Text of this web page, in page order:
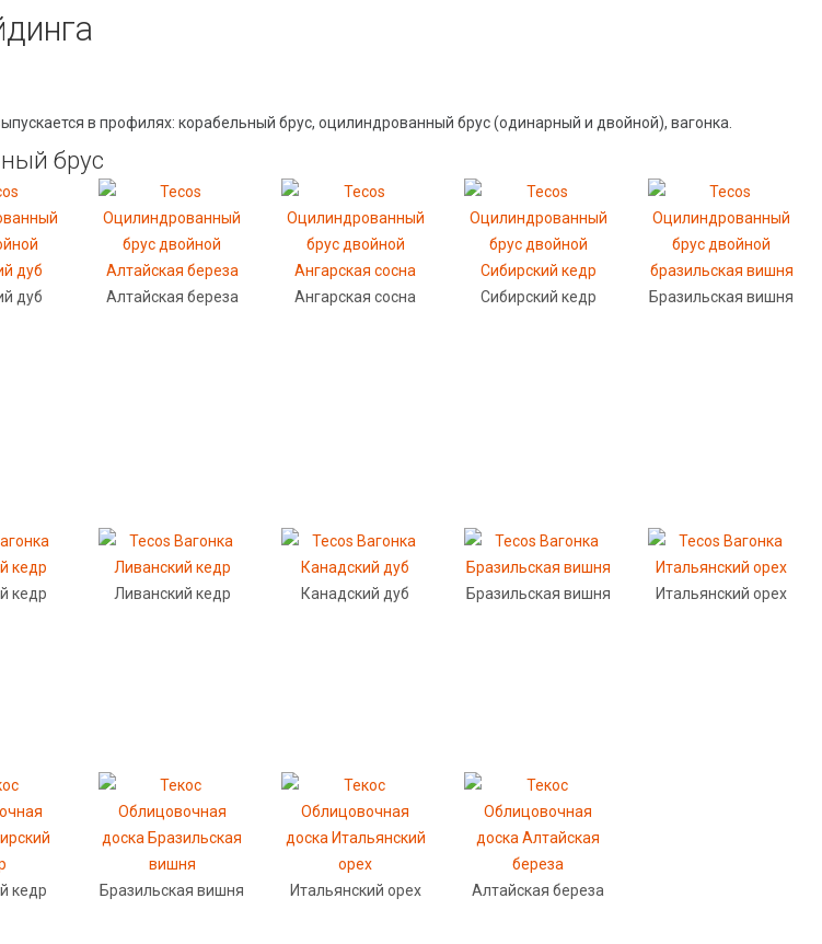
в профилях: корабельный брус, оцилиндрованный брус (одинарный и двойной), вагонка.
брус
дуб Алтайская береза Ангарская сосна Сибирский кедр Бразильская вишня
кедр Ливанский кедр Канадский дуб Бразильская вишня Итальянский орех
кедр Бразильская вишня Итальянский орех Алтайская береза